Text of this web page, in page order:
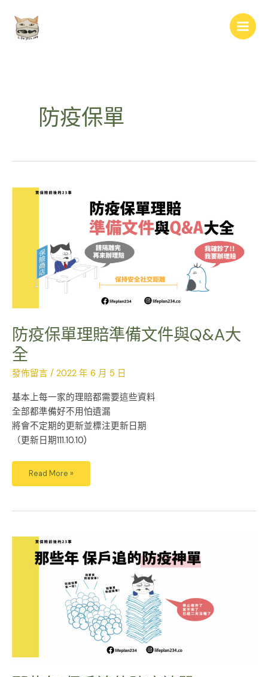
Main
防疫保單
防疫保單理賠準備文件與Q&A大
全
發佈留言 / 2022 年 6 月 5 日
基本上每一家的理賠都需要這些資料
全部都準備好不用怕遺漏
將會不定期的更新並標注更新日期
（更新日期111.10.10)
防
疫
Q&A
Read More »
那
些
年
保
戶